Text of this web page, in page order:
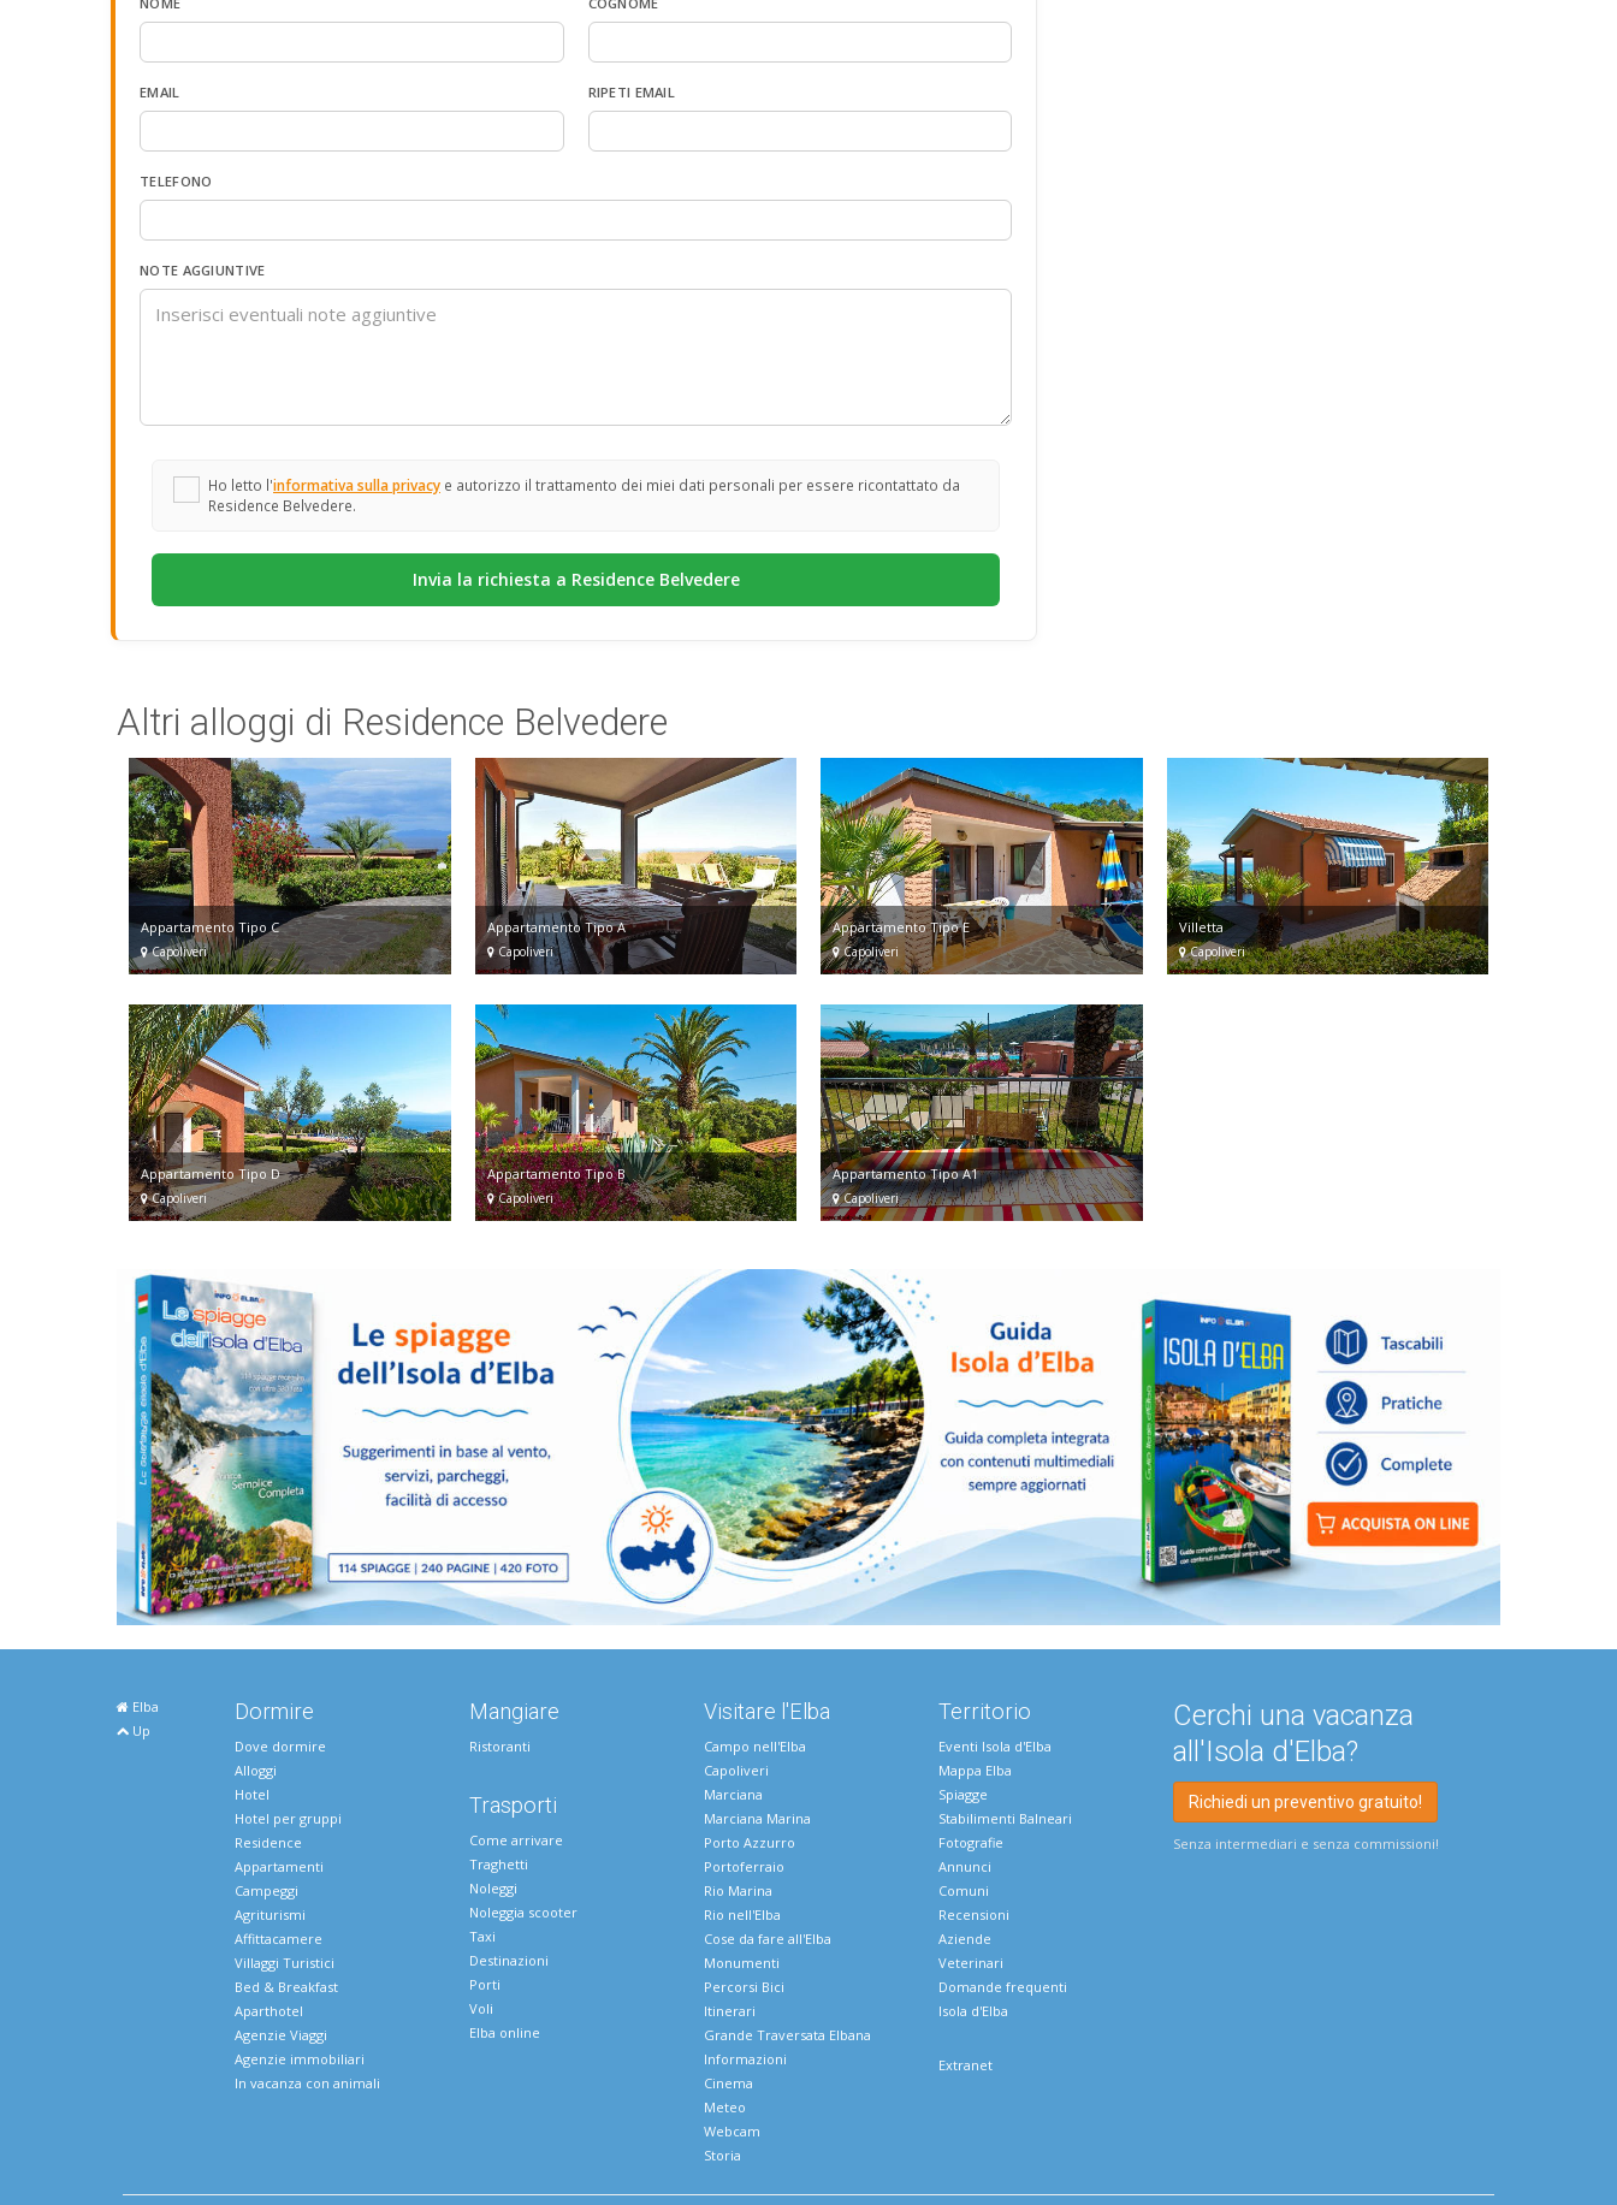
EMAIL RIPETI EMAIL
TELEFONO
NOTE AGGIUNTIVE
Ho letto l'informativa sulla privacy e autorizzo il trattamento dei miei dati personali per essere ricontattato da
Residence Belvedere.
Altri alloggi di Residence Belvedere
Appartamento Tipo C
Capoliveri
Appartamento Tipo A
Capoliveri
Appartamento Tipo E
Capoliveri
Villetta
Capoliveri
Appartamento Tipo D
Capoliveri
Appartamento Tipo B
Capoliveri
Appartamento Tipo A1
Capoliveri
Elba
Up
Dormire
Dove dormire
Alloggi
Hotel
Hotel per gruppi
Residence
Appartamenti
Campeggi
Agriturismi
Affittacamere
Villaggi Turistici
Bed & Breakfast
Aparthotel
Agenzie Viaggi
Agenzie immobiliari
In vacanza con animali
Mangiare
Ristoranti
Trasporti
Come arrivare
Traghetti
Noleggi
Noleggia scooter
Taxi
Destinazioni
Porti
Voli
Elba online
Visitare l'Elba
Campo nell'Elba
Capoliveri
Marciana
Marciana Marina
Porto Azzurro
Portoferraio
Rio Marina
Rio nell'Elba
Cose da fare all'Elba
Monumenti
Percorsi Bici
Itinerari
Grande Traversata Elbana
Informazioni
Cinema
Meteo
Webcam
Storia
Territorio
Eventi Isola d'Elba
Mappa Elba
Spiagge
Stabilimenti Balneari
Fotografie
Annunci
Comuni
Recensioni
Aziende
Veterinari
Domande frequenti
Isola d'Elba
Extranet
Cerchi una vacanza
all'Isola d'Elba?
Richiedi un preventivo gratuito!
Senza intermediari e senza commissioni!